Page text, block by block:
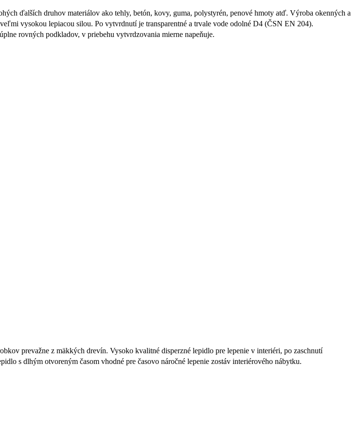
ďalších druhov materiálov ako tehly, betón, kovy, guma, polystyrén, penové hmoty atď. Výroba okenných a
vysokou lepiacou silou. Po vytvrdnutí je transparentné a trvale vode odolné D4 (ČSN EN 204).
rovných podkladov, v priebehu vytvrdzovania mierne napeňuje.
prevažne z mäkkých drevín. Vysoko kvalitné disperzné lepidlo pre lepenie v interiéri, po zaschnutí
s dlhým otvoreným časom vhodné pre časovo náročné lepenie zostáv interiérového nábytku.